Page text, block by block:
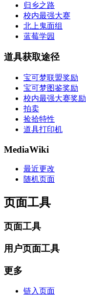
归乡之路
校内最强大赛
北上鬼面组
蓝莓学园
道具获取途径
宝可梦联盟奖励
宝可梦图鉴奖励
校内最强大赛奖励
拍卖
捡拾特性
道具打印机
MediaWiki
最近更改
随机页面
页面工具
页面工具
用户页面工具
更多
链入页面